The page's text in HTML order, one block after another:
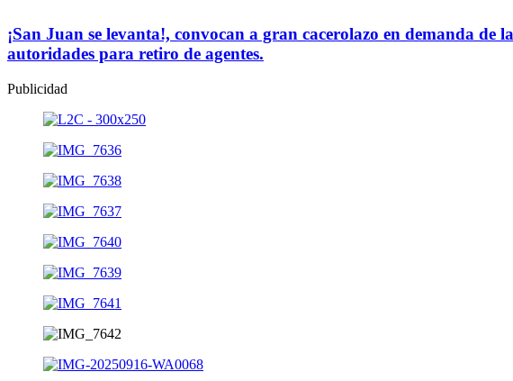
¡San Juan se levanta!, convocan a gran cacerolazo en demanda
autoridades para retiro de agentes.
Publicidad